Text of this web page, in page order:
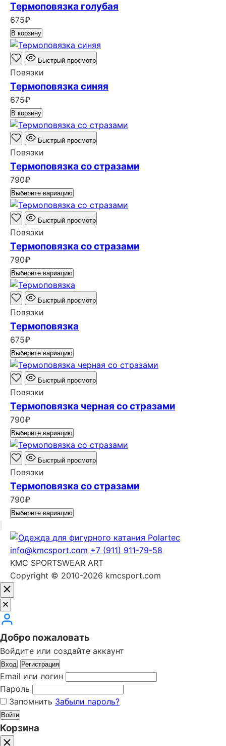
Термоповязка голубая
675₽
В корзину
Быстрый просмотр
Повязки
Термоповязка синяя
675₽
В корзину
Быстрый просмотр
Повязки
Термоповязка со стразами
790₽
Выберите вариацию
Быстрый просмотр
Повязки
Термоповязка со стразами
790₽
Выберите вариацию
Быстрый просмотр
Повязки
Термоповязка
675₽
Выберите вариацию
Быстрый просмотр
Повязки
Термоповязка черная со стразами
790₽
Выберите вариацию
Быстрый просмотр
Повязки
Термоповязка со стразами
790₽
Выберите вариацию
info@kmcsport.com +7 (911) 911-79-58
KMC SPORTSWEAR ART
Copyright © 2010-2026 kmcsport.com
Добро пожаловать
Войдите или создайте аккаунт
Вход Регистрация
Email или логин
Пароль
Запомнить Забыли пароль?
Войти
Корзина